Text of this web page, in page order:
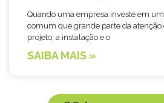
Quando uma empresa investe em
comum que grande parte da atenção
projeto, a instalação e o
SAIBA MAIS »